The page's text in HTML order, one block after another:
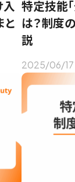
入
と
特定技能
は？制度
説
2025/06/17